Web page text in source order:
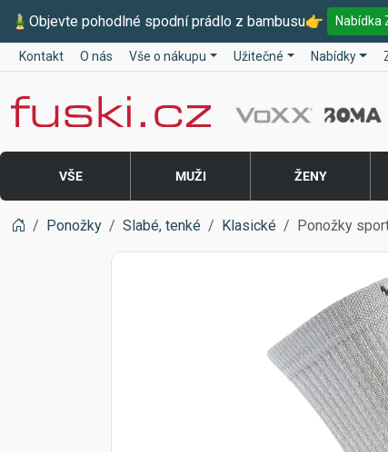
🎍 Objevte pohodlné spodní prádlo z bambusu👉 Nabídka
Kontakt O nás Vše o nákupu Užitečné Nabídky
Fuski BOMA
VŠE MUŽI ŽENY
Ponožky Slabé, tenké Klasické Ponožky